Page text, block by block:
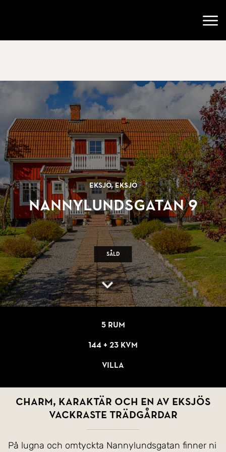
Eksjö, Eksjö
Nannylundsgatan 9
Såld
5 rum
144 + 23 kvm
Villa
Charm, karaktär och en av Eksjös
vackraste trädgårdar
På lugna och omtyckta Nannylundsgatan finner ni